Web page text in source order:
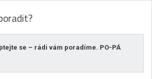
se – rádi vám poradíme. PO-PÁ